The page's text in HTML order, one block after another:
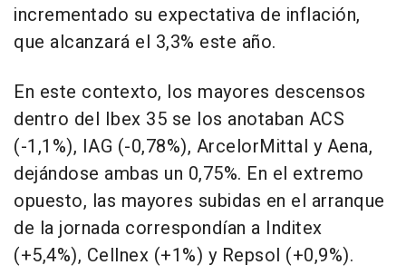
incrementado su expectativa de inflación,
que alcanzará el 3,3% este año.
En este contexto, los mayores descensos
dentro del Ibex 35 se los anotaban ACS
(-1,1%), IAG (-0,78%), ArcelorMittal y Aena,
dejándose ambas un 0,75%. En el extremo
opuesto, las mayores subidas en el arranque
de la jornada correspondían a Inditex
(+5,4%), Cellnex (+1%) y Repsol (+0,9%).